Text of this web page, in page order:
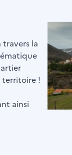
la
territoire !
ainsi